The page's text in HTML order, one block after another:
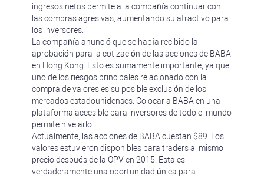
ingresos netos permite a la compañía continuar con
las compras agresivas, aumentando su atractivo para
los inversores.
La compañía anunció que se había recibido la
aprobación para la cotización de las acciones de BABA
en Hong Kong. Esto es sumamente importante, ya que
uno de los riesgos principales relacionado con la
compra de valores es su posible exclusión de los
mercados estadounidenses. Colocar a BABA en una
plataforma accesible para inversores de todo el mundo
permite nivelarlo.
Actualmente, las acciones de BABA cuestan $89. Los
valores estuvieron disponibles para traders al mismo
precio después de la OPV en 2015. Esta es
verdaderamente una oportunidad única para